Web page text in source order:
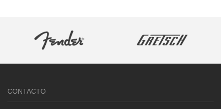
CONTACTO